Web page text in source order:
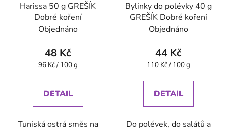
Harissa 50 g GREŠÍK
Dobré koření
Objednáno
48 Kč
Měrná
96 Kč / 100 g
DETAIL
Tuniská ostrá směs na
Bylinky do polévky 40 g
GREŠÍK Dobré koření
Objednáno
44 Kč
Měrná
110 Kč / 100 g
DETAIL
Do polévek, do salátů a